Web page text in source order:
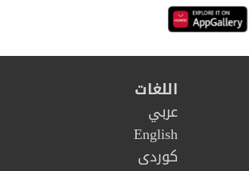
اللغات
عربي
English
كوردى